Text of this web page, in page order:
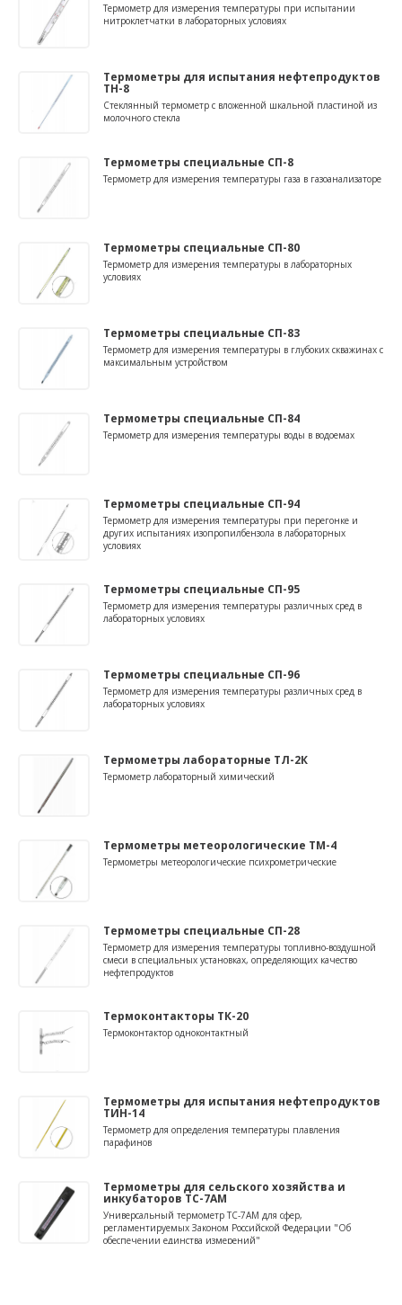
Термометр для измерения температуры при испытании
нитроклетчатки в лабораторных условиях
Термометры для испытания нефтепродуктов
ТН-8
Стеклянный термометр с вложенной шкальной пластиной из
молочного стекла
Термометры специальные СП-8
Термометр для измерения температуры газа в газоанализаторе
Термометры специальные СП-80
Термометр для измерения температуры в лабораторных
условиях
Термометры специальные СП-83
Термометр для измерения температуры в глубоких скважинах с
максимальным устройством
Термометры специальные СП-84
Термометр для измерения температуры воды в водоемах
Термометры специальные СП-94
Термометр для измерения температуры при перегонке и
других испытаниях изопропилбензола в лабораторных
условиях
Термометры специальные СП-95
Термометр для измерения температуры различных сред в
лабораторных условиях
Термометры специальные СП-96
Термометр для измерения температуры различных сред в
лабораторных условиях
Термометры лабораторные ТЛ-2К
Термометр лабораторный химический
Термометры метеорологические ТМ-4
Термометры метеорологические психрометрические
Термометры специальные СП-28
Термометр для измерения температуры топливно-воздушной
смеси в специальных установках, определяющих качество
нефтепродуктов
Термоконтакторы ТК-20
Термоконтактор одноконтактный
Термометры для испытания нефтепродуктов
ТИН-14
Термометр для определения температуры плавления
парафинов
Термометры для сельского хозяйства и
инкубаторов ТС-7АМ
Универсальный термометр ТС-7АМ для сфер,
регламентируемых Законом Российской Федерации "Об
обеспечении единства измерений"